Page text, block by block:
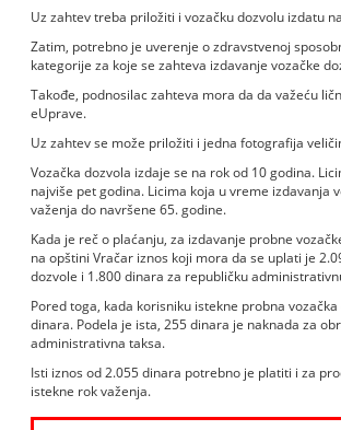
Uz zahtev treba priložiti i vozačku dozvolu izdatu
Zatim, potrebno je uverenje o zdravstvenoj
kategorije za koje se zahteva izdavanje vozačke
Takođe, podnosilac zahteva mora da da važeću
eUprave.
Uz zahtev se može priložiti i jedna fotografija
Vozačka dozvola izdaje se na rok od 10 godina.
najviše pet godina. Licima koja u vreme izdavanja
važenja do navršene 65. godine.
Kada je reč o plaćanju, za izdavanje probne
na opštini Vračar iznos koji mora da se uplati je
dozvole i 1.800 dinara za republičku
Pored toga, kada korisniku istekne probna
dinara. Podela je ista, 255 dinara je naknada za
administrativna taksa.
Isti iznos od 2.055 dinara potrebno je platiti i za
istekne rok važenja.